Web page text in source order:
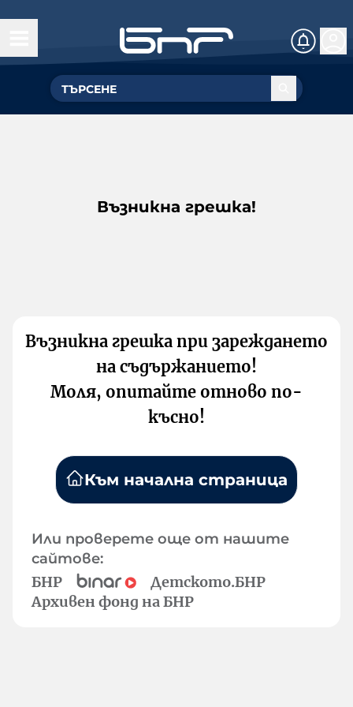
Възникна грешка!
Възникна грешка при зареждането
на съдържанието!
Моля, опитайте отново по-
късно!
Към начална страница
Или проверете още от нашите
сайтове:
БНР
Детското.БНР
Архивен фонд на БНР